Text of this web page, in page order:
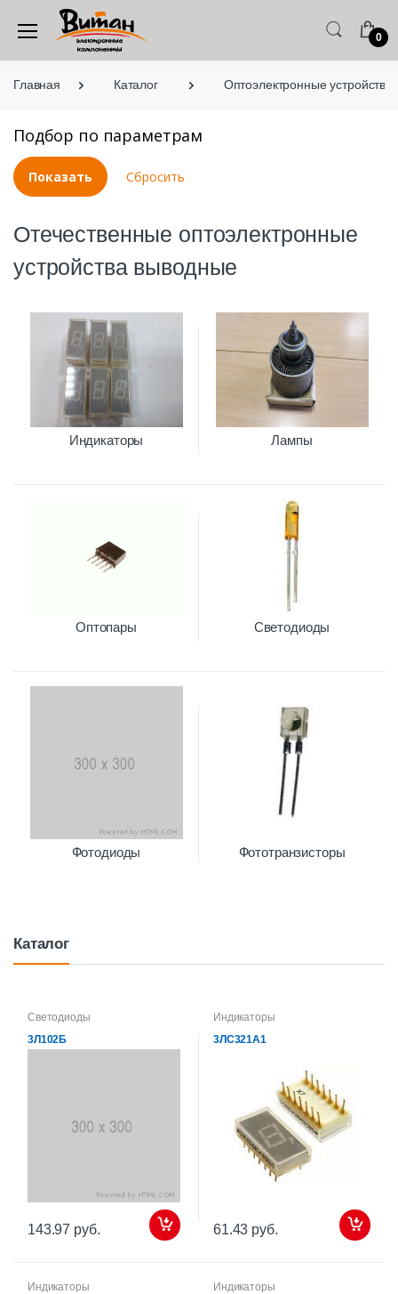
0
Главная Каталог Оптоэлектронные устройства
Подбор по параметрам
Отечественные оптоэлектронные
устройства выводные
Индикаторы Лампы
Оптопары Светодиоды
Фотодиоды Фототранзисторы
Каталог
Светодиоды
3Л102Б
143.97 руб.
Индикаторы
3ЛС321А1
61.43 руб.
Индикаторы
Индикаторы